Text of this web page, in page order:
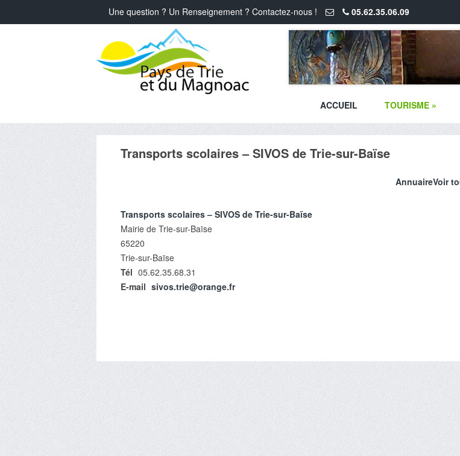
Une question ? Un Renseignement ? Contactez-nous ! 05.62.35.06.09
ACCUEIL TOURISME »
Transports scolaires – SIVOS de Trie-sur-Baïse
AnnuaireVoir
Transports scolaires – SIVOS de Trie-sur-Baïse
Mairie de Trie-sur-Baïse
65220
Trie-sur-Baïse
Tél 05.62.35.68.31
E-mail sivos.trie@orange.fr